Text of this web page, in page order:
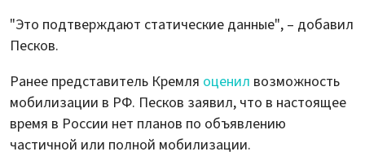
"Это подтверждают статические данные", – добавил
Песков.
Ранее представитель Кремля оценил возможность
мобилизации в РФ. Песков заявил, что в настоящее
время в России нет планов по объявлению
частичной или полной мобилизации.